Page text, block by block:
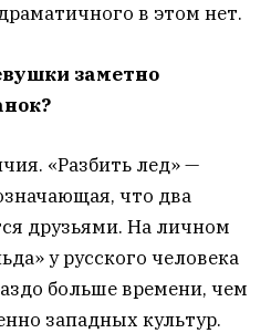
в этом нет.
заметно
«Разбить лед» —
что два
друзьями. На личном
у русского человека
больше времени, чем
западных культур.